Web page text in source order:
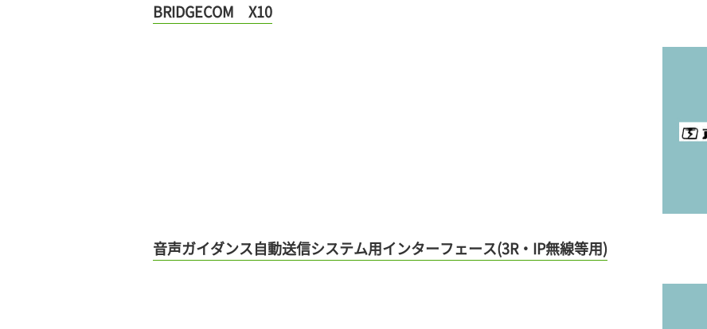
BRIDGECOM X10
音声ガイダンス自動送信システム用インターフェース(3R・IP無線等用)